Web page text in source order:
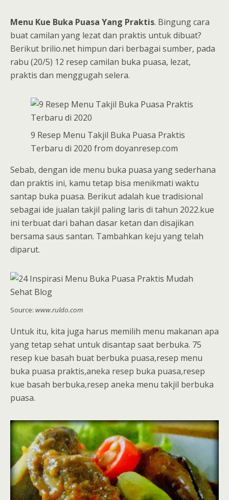
Menu Kue Buka Puasa Yang Praktis. Bingung cara
buat camilan yang lezat dan praktis untuk dibuat?
Berikut brilio.net himpun dari berbagai sumber, pada
rabu (20/5) 12 resep camilan buka puasa, lezat,
praktis dan menggugah selera.
9 Resep Menu Takjil Buka Puasa Praktis
Terbaru di 2020 from doyanresep.com
Sebab, dengan ide menu buka puasa yang sederhana
dan praktis ini, kamu tetap bisa menikmati waktu
santap buka puasa. Berikut adalah kue tradisional
sebagai ide jualan takjil paling laris di tahun 2022.kue
ini terbuat dari bahan dasar ketan dan disajikan
bersama saus santan. Tambahkan keju yang telah
diparut.
Source: www.ruldo.com
Untuk itu, kita juga harus memilih menu makanan apa
yang tetap sehat untuk disantap saat berbuka. 75
resep kue basah buat berbuka puasa,resep menu
buka puasa praktis,aneka resep buka puasa,resep
kue basah berbuka,resep aneka menu takjil berbuka
puasa.